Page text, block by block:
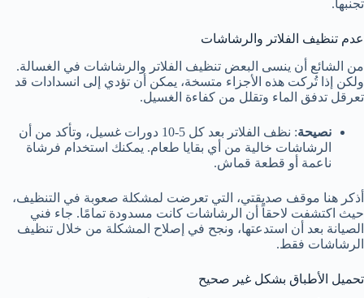
تجنبها.
عدم تنظيف الفلاتر والرشاشات
من الشائع أن ينسى البعض تنظيف الفلاتر والرشاشات في الغسالة.
ولكن إذا تُركت هذه الأجزاء متسخة، يمكن أن تؤدي إلى انسدادات قد
تعرقل تدفق الماء وتقلل من كفاءة الغسيل.
نصيحة
: نظف الفلاتر بعد كل 5-10 دورات غسيل، وتأكد من أن
الرشاشات خالية من أي بقايا طعام. يمكنك استخدام فرشاة
ناعمة أو قطعة قماش.
أذكر هنا موقف صديقتي، التي تعرضت لمشكلة صعوبة في التنظيف،
حيث اكتشفت لاحقاً أن الرشاشات كانت مسدودة تمامًا. جاء فني
الصيانة بعد أن استدعتها، ونجح في إصلاح المشكلة من خلال تنظيف
الرشاشات فقط.
تحميل الأطباق بشكل غير صحيح